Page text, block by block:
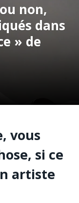
non,
dans
» de
vous
si ce
artiste